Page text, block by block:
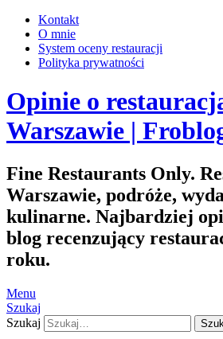
Kontakt
O mnie
System oceny restauracji
Polityka prywatności
Opinie o
Warszawie |
Fine Restaurants Only.
Warszawie, podróże,
kulinarne. Najbardziej
blog recenzujący
roku.
Menu
Szukaj
Szukaj